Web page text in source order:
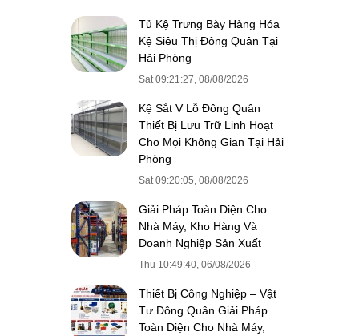
Tủ Kệ Trưng Bày Hàng Hóa
Kệ Siêu Thị Đông Quân Tại
Hải Phòng
Sat 09:21:27, 08/08/2026
Kệ Sắt V Lỗ Đông Quân
Thiết Bị Lưu Trữ Linh Hoạt
Cho Mọi Không Gian Tại Hải
Phòng
Sat 09:20:05, 08/08/2026
Giải Pháp Toàn Diện Cho
Nhà Máy, Kho Hàng Và
Doanh Nghiệp Sản Xuất
Thu 10:49:40, 06/08/2026
Thiết Bị Công Nghiệp – Vật
Tư Đông Quân Giải Pháp
Toàn Diện Cho Nhà Máy,